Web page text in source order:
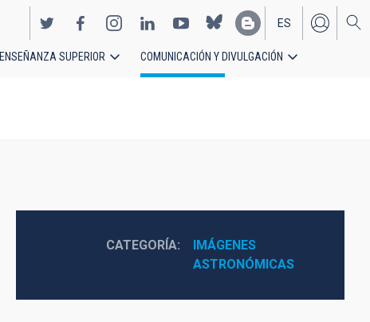
EN
ES
ENSEÑANZA SUPERIOR COMUNICACIÓN Y DIVULGACIÓN
CATEGORÍA
IMÁGENES
ASTRONÓMICAS